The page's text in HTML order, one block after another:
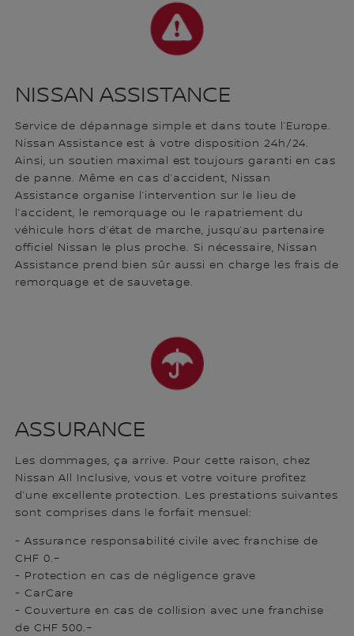
NISSAN ASSISTANCE
Service de dépannage simple et dans toute l’Europe.
Nissan Assistance est à votre disposition 24h/24.
Ainsi, un soutien maximal est toujours garanti en cas
de panne. Même en cas d’accident, Nissan
Assistance organise l’intervention sur le lieu de
l’accident, le remorquage ou le rapatriement du
véhicule hors d’état de marche, jusqu’au partenaire
officiel Nissan le plus proche. Si nécessaire, Nissan
Assistance prend bien sûr aussi en charge les frais de
remorquage et de sauvetage.
ASSURANCE
Les dommages, ça arrive. Pour cette raison, chez
Nissan All Inclusive, vous et votre voiture profitez
d’une excellente protection. Les prestations suivantes
sont comprises dans le forfait mensuel:
- Assurance responsabilité civile avec franchise de
CHF 0.–
- Protection en cas de négligence grave
- CarCare
- Couverture en cas de collision avec une franchise
de CHF 500.–